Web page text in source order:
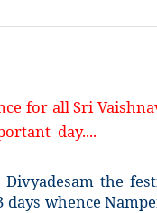
for all Sri
day....
the
whence